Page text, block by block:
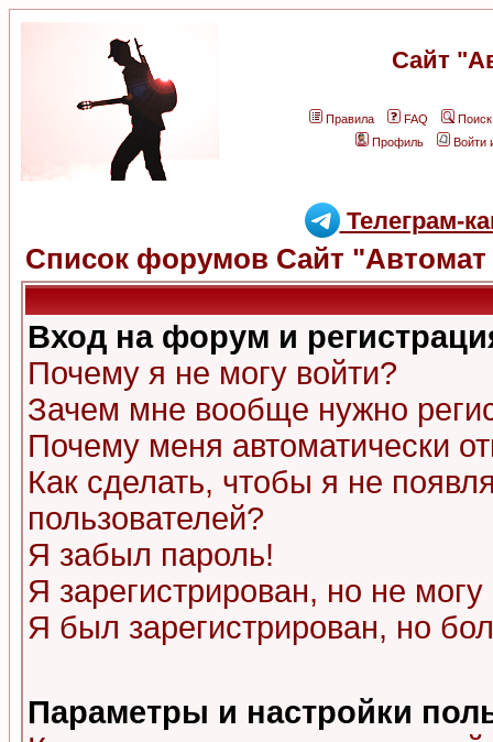
Сайт
Правила FAQ
Поиск
Профиль
Войти
Телеграм-
Список форумов Сайт "Автомат
Вход на форум и
Почему я не могу войти?
Зачем мне вообще нужно
Почему меня автоматически
Как сделать, чтобы я не
пользователей?
Я забыл пароль!
Я зарегистрирован, но не могу
Я был зарегистрирован, но
Параметры и настройки